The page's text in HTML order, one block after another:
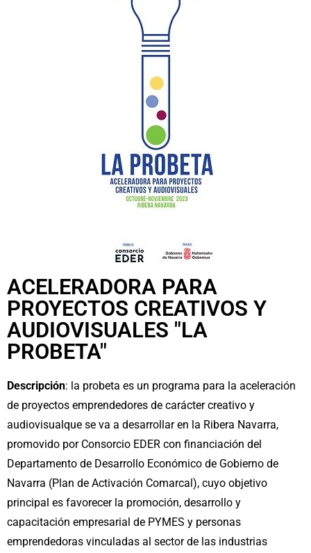
ACELERADORA PARA
PROYECTOS CREATIVOS Y
AUDIOVISUALES "LA
PROBETA"
Descripción: la probeta es un programa para la aceleración
de proyectos emprendedores de carácter creativo y
audiovisualque se va a desarrollar en la Ribera Navarra,
promovido por Consorcio EDER con financiación del
Departamento de Desarrollo Económico de Gobierno de
Navarra (Plan de Activación Comarcal), cuyo objetivo
principal es favorecer la promoción, desarrollo y
capacitación empresarial de PYMES y personas
emprendedoras vinculadas al sector de las industrias